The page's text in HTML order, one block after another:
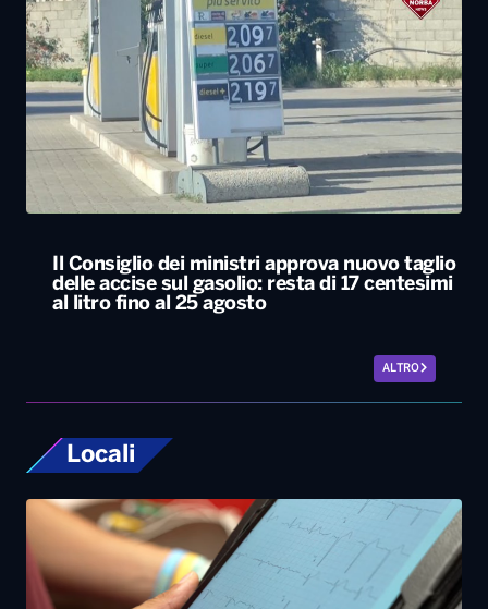
Il Consiglio dei ministri approva nuovo taglio
delle accise sul gasolio: resta di 17 centesimi
al litro fino al 25 agosto
ALTRO
Locali